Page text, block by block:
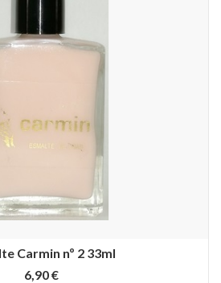
Carmin nº 2 33ml
6,90 €